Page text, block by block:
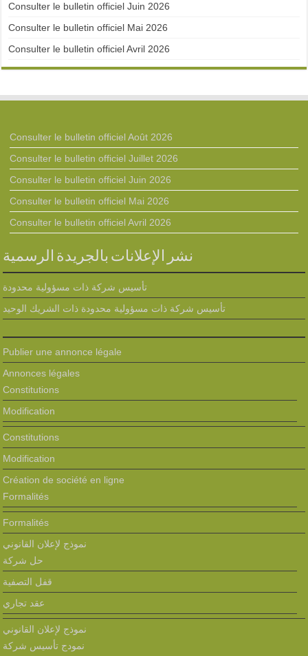
Consulter le bulletin officiel Juin 2026
Consulter le bulletin officiel Mai 2026
Consulter le bulletin officiel Avril 2026
Consulter le bulletin officiel Août 2026
Consulter le bulletin officiel Juillet 2026
Consulter le bulletin officiel Juin 2026
Consulter le bulletin officiel Mai 2026
Consulter le bulletin officiel Avril 2026
نشر الإعلانات بالجريدة الرسمية
تأسيس شركة ذات مسؤولية محدودة
تأسيس شركة ذات مسؤولية محدودة ذات الشريك الوحيد
Publier une annonce légale
Annonces légales
Constitutions
Modification
Constitutions
Modification
Création de société en ligne
Formalités
Formalités
نموذج لإعلان القانوني
حل شركة
قفل التصفية
عقد تجاري
نموذج لإعلان القانوني
نمودج تأسيس شركة